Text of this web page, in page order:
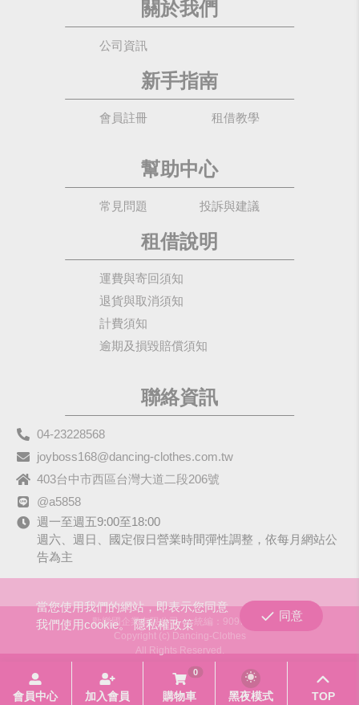
關於我們
公司資訊
新手指南
會員註冊 租借教學
幫助中心
常見問題 投訴與建議
租借說明
運費與寄回須知
退貨與取消須知
計費須知
逾期及損毀賠償須知
聯絡資訊
04-23228568
joyboss168@dancing-clothes.com.tw
403台中市西區台灣大道二段206號
@a5858
週一至週五9:00至18:00
週六、週日、國定假日營業時間彈性調整，依每月網站公
告為主
歡樂國企業有限公司
統編：90979680
Copyright (c) Dancing-Clothes
All Rights Reserved.
當您使用我們的網站，即表示您同意
我們使用cookie。隱私權政策
同意
會員中心 加入會員
0
購物車 黑夜模式 TOP